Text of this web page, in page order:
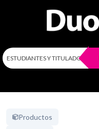
ESTUDIANTES Y TITULADOS
Productos